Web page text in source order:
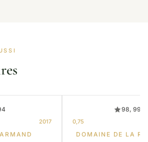
2017
98, 99
0,75
DOMAINE DE LA